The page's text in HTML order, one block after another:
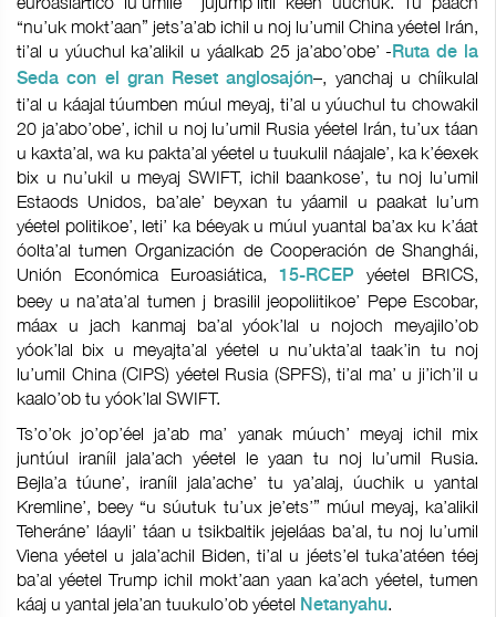
“nu’uk mokt’aan” jets’a’ab ichil u noj lu’umil China yéetel Irán,
ti’al u yúuchul ka’alikil u yáalkab 25 ja’abo’obe’ - Ruta de la
Seda con el gran Reset anglosajón–, yanchaj u chíikulal
ti’al u káajal túumben múul meyaj, ti’al u yúuchul tu chowakil
20 ja’abo’obe’, ichil u noj lu’umil Rusia yéetel Irán, tu’ux táan
u kaxta’al, wa ku pakta’al yéetel u tuukulil náajale’, ka k’éexek
bix u nu’ukil u meyaj SWIFT, ichil baankose’, tu noj lu’umil
Estaods Unidos, ba’ale’ beyxan tu yáamil u paakat lu’um
yéetel politikoe’, leti’ ka béeyak u múul yuantal ba’ax ku k’áat
óolta’al tumen Organización de Cooperación de Shanghái,
Unión Económica Euroasiática, 15-RCEP yéetel BRICS,
beey u na’ata’al tumen j brasilil jeopoliitikoe’ Pepe Escobar,
máax u jach kanmaj ba’al yóok’lal u nojoch meyajilo’ob
yóok’lal bix u meyajta’al yéetel u nu’ukta’al taak’in tu noj
lu’umil China (CIPS) yéetel Rusia (SPFS), ti’al ma’ u ji’ich’il u
kaalo’ob tu yóok’lal SWIFT.
Ts’o’ok jo’op’éel ja’ab ma’ yanak múuch’ meyaj ichil mix
juntúul iraníil jala’ach yéetel le yaan tu noj lu’umil Rusia.
Bejla’a túune’, iraníil jala’ache’ tu ya’alaj, úuchik u yantal
Kremline’, beey “u súutuk tu’ux je’ets’” múul meyaj, ka’alikil
Teheráne’ láayli’ táan u tsikbaltik jejeláas ba’al, tu noj lu’umil
Viena yéetel u jala’achil Biden, ti’al u jéets’el tuka’atéen téej
ba’al yéetel Trump ichil mokt’aan yaan ka’ach yéetel, tumen
káaj u yantal jela’an tuukulo’ob yéetel Netanyahu.